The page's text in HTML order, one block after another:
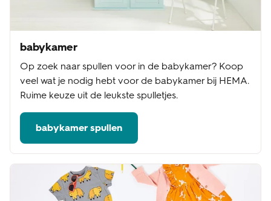
babykamer
Op zoek naar spullen voor in de babykamer? Koop
veel wat je nodig hebt voor de babykamer bij HEMA.
Ruime keuze uit de leukste spulletjes.
babykamer spullen